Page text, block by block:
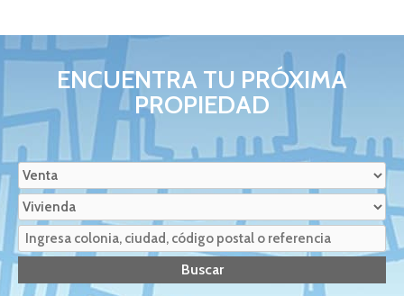
ENCUENTRA TU PRÓXIMA
PROPIEDAD